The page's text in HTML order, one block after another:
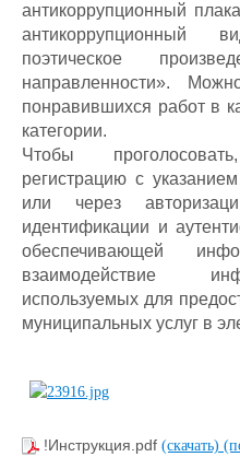
антикоррупционный
антикоррупционный
поэтическое
направленности».
понравившихся работ в
категории.
Чтобы
регистрацию с
или через
идентификации и
обеспечивающей
взаимодействие
используемых для
муниципальных услуг в
!Инструкция.pdf (скачать)